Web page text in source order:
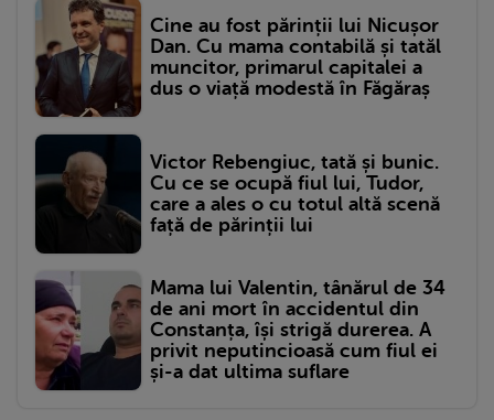
Cine au fost părinții lui Nicușor
Dan. Cu mama contabilă și tatăl
muncitor, primarul capitalei a
dus o viață modestă în Făgăraș
Victor Rebengiuc, tată și bunic.
Cu ce se ocupă fiul lui, Tudor,
care a ales o cu totul altă scenă
față de părinții lui
Mama lui Valentin, tânărul de 34
de ani mort în accidentul din
Constanța, își strigă durerea. A
privit neputincioasă cum fiul ei
și-a dat ultima suflare